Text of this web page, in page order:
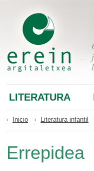
LITERATURA
Inicio Literatura infantil
Errepidea